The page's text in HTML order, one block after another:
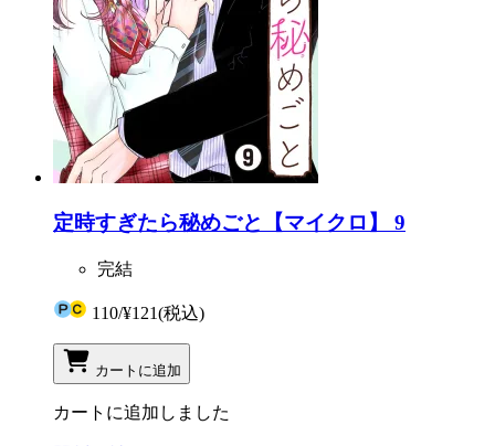
定時すぎたら秘めごと【マイクロ】 9
完結
110/¥121(税込)
カートに追加
カートに追加しました